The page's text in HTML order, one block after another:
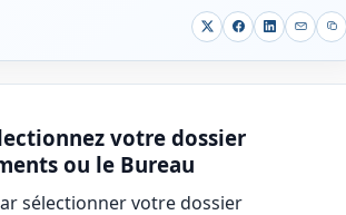
votre dossier
ou le Bureau
sélectionner votre dossier